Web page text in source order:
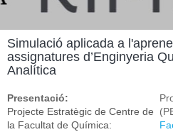
Simulació aplicada a
assignatures d’Enginyeria
Analítica
Presentació:
Projecte Estratègic de Centre de
la Facultat de Química: